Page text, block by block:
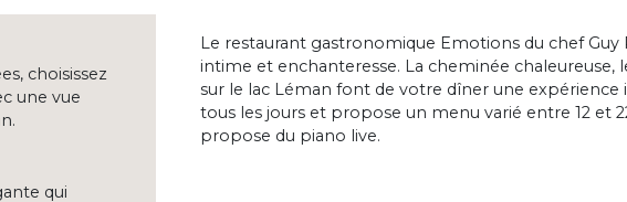
choisissez
une vue
qui
Le restaurant gastronomique Emotions du chef
intime et enchanteresse. La cheminée chaleureuse,
sur le lac Léman font de votre dîner une
tous les jours et propose un menu varié entre 12 et
propose du piano live.